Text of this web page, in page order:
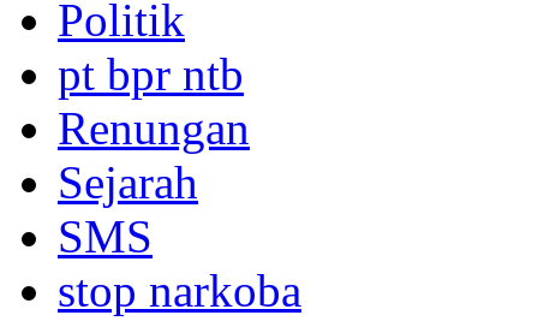
Politik
pt bpr ntb
Renungan
Sejarah
SMS
stop narkoba